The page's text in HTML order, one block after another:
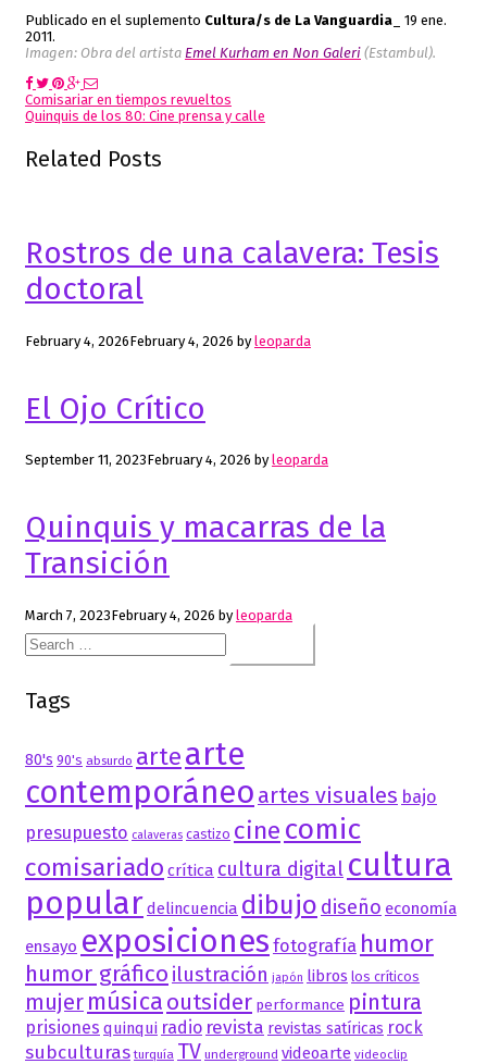
Publicado en el suplemento Cultura/s de La Vanguardia _ 19 ene.
2011.
Imagen: Obra del artista Emel Kurham en Non Galeri (Estambul).
Post
navigation
Comisariar en tiempos revueltos
Quinquis de los 80: Cine prensa y calle
Related Posts
Rostros de una calavera: Tesis
doctoral
February 4, 2026February 4, 2026 byleoparda
El Ojo Crítico
September 11, 2023February 4, 2026 byleoparda
Quinquis y macarras de la
Transición
March 7, 2023February 4, 2026 byleoparda
Search
for:
Tags
80's 90's absurdo artearte
contemporáneo artes visuales bajo
presupuesto calaveras castizo cine comic
comisariado crítica cultura digital cultura
populardelincuencia dibujo diseño economía
ensayo exposiciones fotografía humor
humor gráfico ilustración japón libros los críticos
mujer música outsider performance pintura
prisiones quinqui radio revista revistas satíricas rock
subculturas turquía TV underground videoarte videoclip